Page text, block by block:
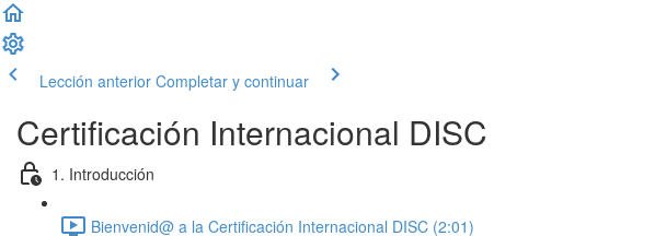
Lección anterior Completar y continuar
Certificación Internacional DISC
1. Introducción
Bienvenid@ a la Certificación Internacional DISC (2:01)